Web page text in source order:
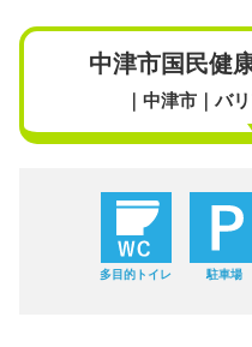
中津市国民健
｜中津市｜バ
多目的トイレ 駐車場